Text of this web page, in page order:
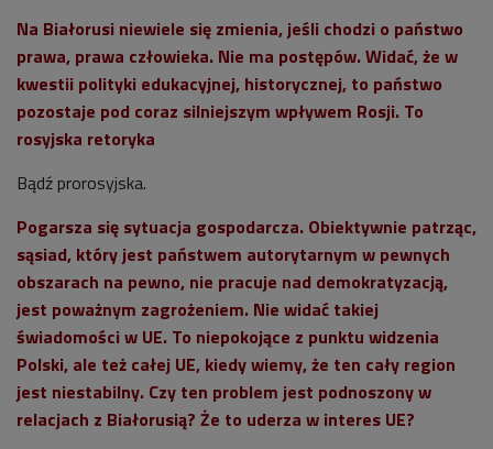
Na Białorusi niewiele się zmienia, jeśli chodzi o państwo
prawa, prawa człowieka. Nie ma postępów. Widać, że w
kwestii polityki edukacyjnej, historycznej, to państwo
pozostaje pod coraz silniejszym wpływem Rosji. To
rosyjska retoryka
Bądź prorosyjska.
Pogarsza się sytuacja gospodarcza. Obiektywnie patrząc,
sąsiad, który jest państwem autorytarnym w pewnych
obszarach na pewno, nie pracuje nad demokratyzacją,
jest poważnym zagrożeniem. Nie widać takiej
świadomości w UE. To niepokojące z punktu widzenia
Polski, ale też całej UE, kiedy wiemy, że ten cały region
jest niestabilny. Czy ten problem jest podnoszony w
relacjach z Białorusią? Że to uderza w interes UE?